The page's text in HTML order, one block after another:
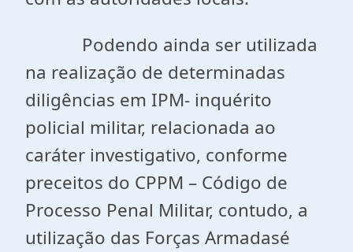
Podendo ainda ser utilizada
na realização de determinadas
diligências em IPM- inquérito
policial militar, relacionada ao
caráter investigativo, conforme
preceitos do CPPM – Código de
Processo Penal Militar, contudo, a
utilização das Forças Armadasé